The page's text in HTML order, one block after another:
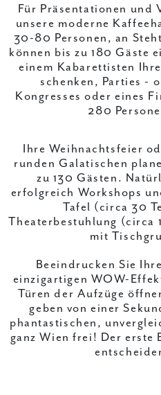
Für Präsentationen und
unsere moderne
30-80 Personen, an
können bis zu 180 Gäste
einem Kabarettisten
schenken, Parties -
Kongresses oder eines
280
Ihre Weihnachtsfeier
runden Galatischen
zu 130 Gästen.
erfolgreich Workshops
Tafel (circa 30
Theaterbestuhlung (circa
mit
Beeindrucken Sie
einzigartigen WOW-
Türen der Aufzüge
geben von einer
phantastischen,
ganz Wien frei! Der erste